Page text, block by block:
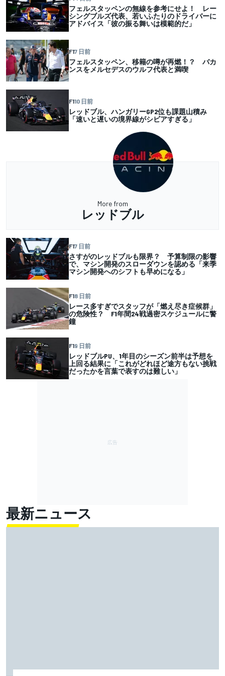
フェルスタッペンの無線を参考にせよ！ レー
シングブルズ代表、若いふたりのドライバーに
アドバイス「彼の振る舞いは模範的だ」
F17 日前
フェルスタッペン、移籍の噂が再燃！？ バカ
ンスをメルセデスのウルフ代表と満喫
F110 日前
レッドブル、ハンガリーGP2位も課題山積み
「速いと遅いの境界線がシビアすぎる」
More from
レッドブル
F17 日前
さすがのレッドブルも限界？ 予算制限の影響
で、マシン開発のスローダウンを認める「来季
マシン開発へのシフトも早めになる」
F18 日前
レース多すぎでスタッフが「燃え尽き症候群」
の危険性？ F1年間24戦過密スケジュールに警
鐘
F19 日前
レッドブルPU、1年目のシーズン前半は予想を
上回る結果に「これがどれほど途方もない挑戦
だったかを言葉で表すのは難しい」
最新ニュース